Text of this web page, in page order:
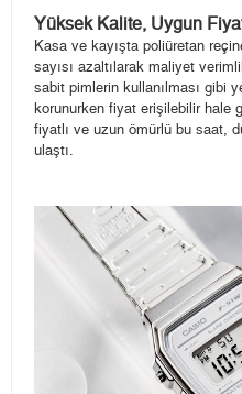
Yüksek Kalite, Uygun
Kasa ve kayışta poliüretan
sayısı azaltılarak maliyet
sabit pimlerin kullanılması gibi
korunurken fiyat erişilebilir hale
fiyatlı ve uzun ömürlü bu saat,
ulaştı.